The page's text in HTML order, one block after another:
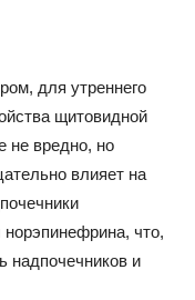
для утреннего
щитовидной
не вредно, но
влияет на
что,
надпочечников и